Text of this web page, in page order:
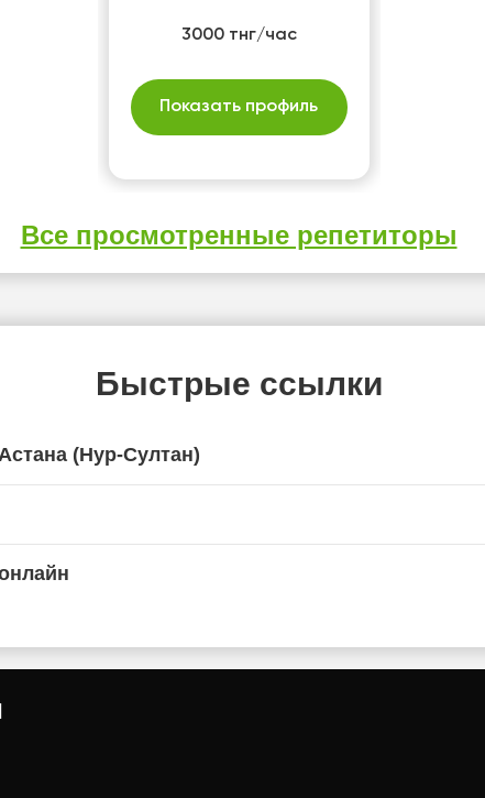
3000 тнг/час
Показать профиль
Все просмотренные репетиторы
Быстрые ссылки
(Нур-Султан)